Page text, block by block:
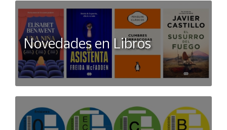
Novedades en Libros